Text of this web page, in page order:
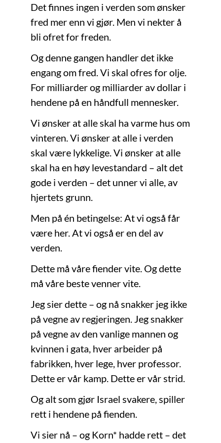
Det finnes ingen i verden som ønsker
fred mer enn vi gjør. Men vi nekter å
bli ofret for freden.
Og denne gangen handler det ikke
engang om fred. Vi skal ofres for olje.
For milliarder og milliarder av dollar i
hendene på en håndfull mennesker.
Vi ønsker at alle skal ha varme hus om
vinteren. Vi ønsker at alle i verden
skal være lykkelige. Vi ønsker at alle
skal ha en høy levestandard – alt det
gode i verden – det unner vi alle, av
hjertets grunn.
Men på én betingelse: At vi også får
være her. At vi også er en del av
verden.
Dette må våre fiender vite. Og dette
må våre beste venner vite.
Jeg sier dette – og nå snakker jeg ikke
på vegne av regjeringen. Jeg snakker
på vegne av den vanlige mannen og
kvinnen i gata, hver arbeider på
fabrikken, hver lege, hver professor.
Dette er vår kamp. Dette er vår strid.
Og alt som gjør Israel svakere, spiller
rett i hendene på fienden.
Vi sier nå – og Korn* hadde rett – det